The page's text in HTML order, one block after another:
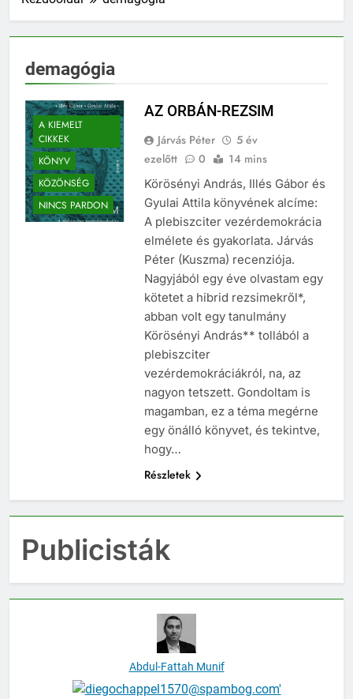
demagógia
A KIEMELT
CIKKEK
KÖNYV
KÖZÖNSÉG
NINCS PARDON
AZ ORBÁN-REZSIM
Járvás Péter
5 év
ezelőtt
0 14 mins
Körösényi András, Illés Gábor és
Gyulai Attila könyvének alcíme:
A plebiszciter vezérdemokrácia
elmélete és gyakorlata. Járvás
Péter (Kuszma) recenziója.
Nagyjából egy éve olvastam egy
kötetet a hibrid rezsimekről*,
abban volt egy tanulmány
Körösényi András** tollából a
plebiszciter
vezérdemokráciákról, na, az
nagyon tetszett. Gondoltam is
magamban, ez a téma megérne
egy önálló könyvet, és tekintve,
hogy…
Részletek
Publicisták
Abdul-Fattah Munif